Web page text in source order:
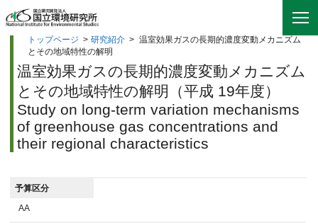
トップページ > 研究紹介 > 温室効果ガスの長期的濃度変動メカニズム
とその地域特性の解明
温室効果ガスの長期的濃度変動メカニズム
とその地域特性の解明（平成 19年度）
Study on long-term variation mechanisms
of greenhouse gas concentrations and
their regional characteristics
予算区分
AA